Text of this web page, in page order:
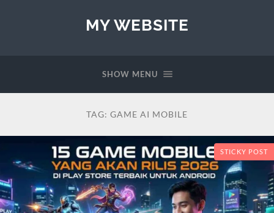
MY WEBSITE
SHOW MENU
TAG: GAME AI MOBILE
STICKY POST